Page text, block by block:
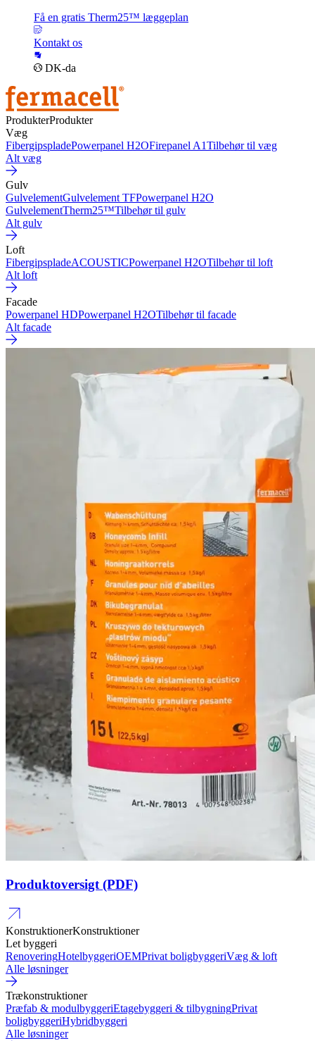
Få en gratis Therm25™ læggeplan
Kontakt os
DK-da
ProdukterProdukter
Væg
FibergipspladePowerpanel H2OFirepanel A1Tilbehør til væg
Alt væg
Gulv
GulvelementGulvelement TFPowerpanel H2O
GulvelementTherm25™Tilbehør til gulv
Alt gulv
Loft
FibergipspladeACOUSTICPowerpanel H2OTilbehør til loft
Alt loft
Facade
Powerpanel HDPowerpanel H2OTilbehør til facade
Alt facade
Produktoversigt (PDF)
KonstruktionerKonstruktioner
Let byggeri
RenoveringHotelbyggeriOEMPrivat boligbyggeriVæg & loft
Alle løsninger
Trækonstruktioner
Præfab & modulbyggeriEtagebyggeri & tilbygningPrivat
boligbyggeriHybridbyggeri
Alle løsninger